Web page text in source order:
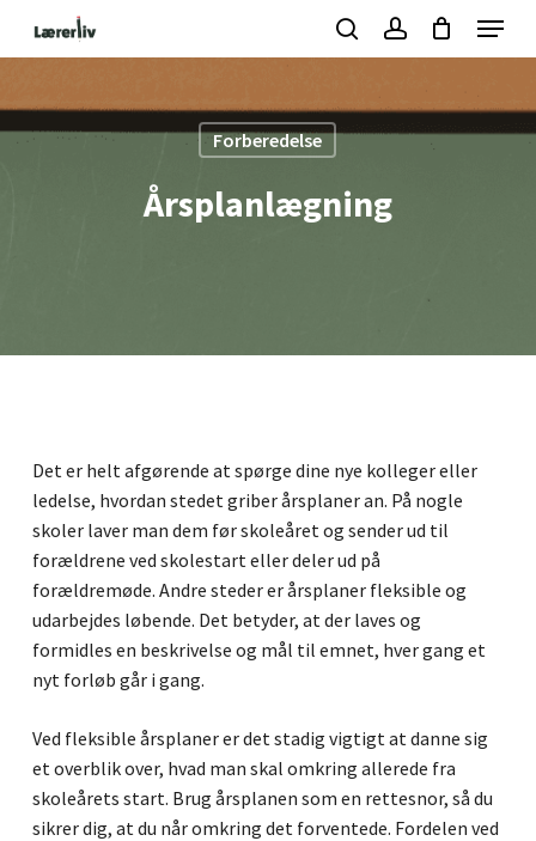
content
searchaccount
Menu
Kurv
Close
Forberedelse
Årsplanlægning
Det er helt afgørende at spørge dine nye kolleger eller
ledelse, hvordan stedet griber årsplaner an. På nogle
skoler laver man dem før skoleåret og sender ud til
forældrene ved skolestart eller deler ud på
forældremøde. Andre steder er årsplaner fleksible og
udarbejdes løbende. Det betyder, at der laves og
formidles en beskrivelse og mål til emnet, hver gang et
nyt forløb går i gang.
Ved fleksible årsplaner er det stadig vigtigt at danne sig
et overblik over, hvad man skal omkring allerede fra
skoleårets start. Brug årsplanen som en rettesnor, så du
sikrer dig, at du når omkring det forventede. Fordelen ved
Menu